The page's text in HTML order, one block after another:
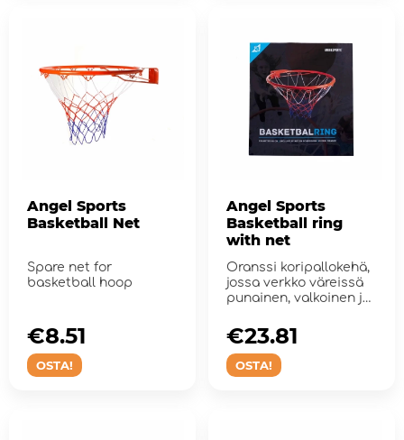
Angel Sports
Basketball Net
Spare net for
basketball hoop
OSTA!
€8.51
Angel Sports
Basketball ring
with net
Oranssi koripallokehä,
jossa verkko väreissä
punainen, valkoinen ja
OSTA!
€23.81